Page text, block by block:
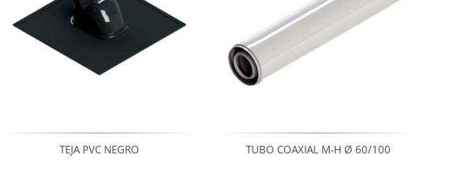
TEJA PVC NEGRO TUBO COAXIAL M-H Ø 60/100